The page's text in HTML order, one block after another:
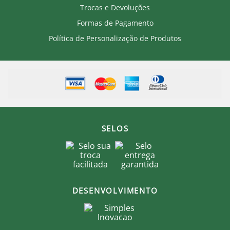
Trocas e Devoluções
Formas de Pagamento
Política de Personalização de Produtos
SELOS
DESENVOLVIMENTO